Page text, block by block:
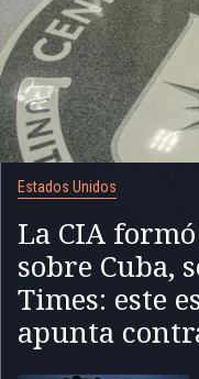
Estados Unidos
La CIA
sobre Cuba,
Times: este
apunta